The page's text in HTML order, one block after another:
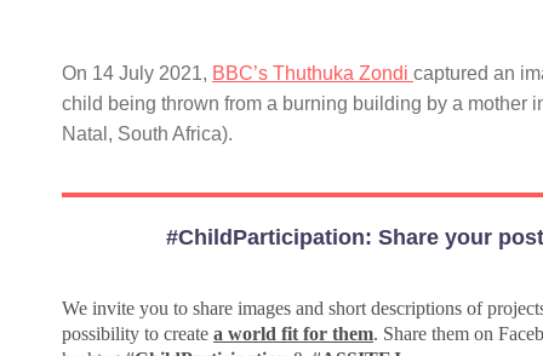
On 14 July 2021, BBC’s Thuthuka Zondi captured an
child being thrown from a burning building by a mother
Natal, South Africa).
#ChildParticipation: Share your
We invite you to share images and short descriptions of
possibility to create a world fit for them. Share them on